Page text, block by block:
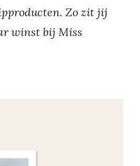
Zo zit jij
winst bij Miss